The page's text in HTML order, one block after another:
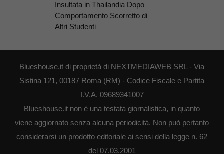
Insultata in Thailandia Dopo
Comportamento Scorretto di
Altri Studenti
Blueshouse.it di proprietà di NEXTMEDIAWEB SRL - Via
Sistina 121, 00187 Roma (RM) - Codice Fiscale e Partita
I.V.A. 09689341007
Blueshouse.it non è una testata giornalistica, in quanto
viene aggiornato senza alcuna periodicità. Non può pertanto
considerarsi un prodotto editoriale ai sensi della legge n. 62
del 07.03.2001